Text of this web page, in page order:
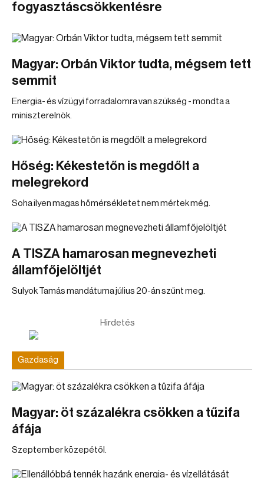
fogyasztáscsökkentésre
Magyar: Orbán Viktor tudta, mégsem tett
semmit
Energia- és vízügyi forradalomra van szükség - mondta a
miniszterelnök.
Hőség: Kékestetőn is megdőlt a
melegrekord
Soha ilyen magas hőmérsékletet nem mértek még.
A TISZA hamarosan megnevezheti
államfőjelöltjét
Sulyok Tamás mandátuma július 20-án szűnt meg.
Hirdetés
Gazdaság
Magyar: öt százalékra csökken a tűzifa
áfája
Szeptember közepétől.